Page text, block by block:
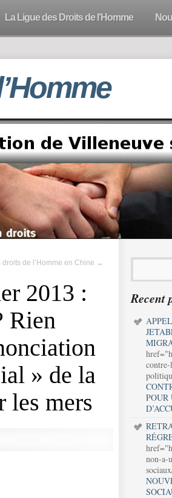
La Ligue des Droits de l’Homme
droits de l’Homme en Chine →
2013 :
Rien
» de la
les mers
Recent
non-a-